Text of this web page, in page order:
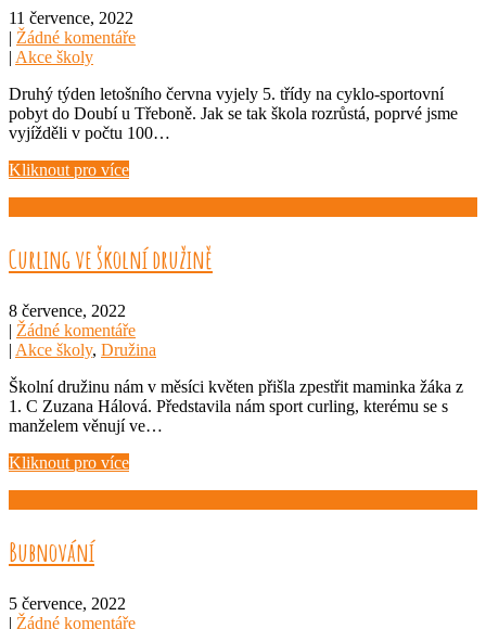
11 července, 2022
| Žádné komentáře
| Akce školy
Druhý týden letošního června vyjely 5. třídy na cyklo-sportovní
pobyt do Doubí u Třeboně. Jak se tak škola rozrůstá, poprvé jsme
vyjížděli v počtu 100…
Kliknout pro více
Curling ve školní družině
8 července, 2022
| Žádné komentáře
| Akce školy, Družina
Školní družinu nám v měsíci květen přišla zpestřit maminka žáka z
1. C Zuzana Hálová. Představila nám sport curling, kterému se s
manželem věnují ve…
Kliknout pro více
Bubnování
5 července, 2022
| Žádné komentáře